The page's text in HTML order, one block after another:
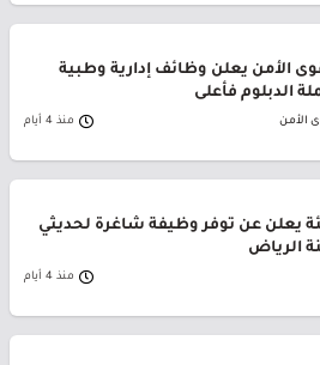
الأمن يعلن وظائف إدارية وطبية
الدبلوم فأعلى
الأمن منذ 4 أيام
يعلن عن توفر وظيفة شاغرة لحديثي
الرياض
منذ 4 أيام